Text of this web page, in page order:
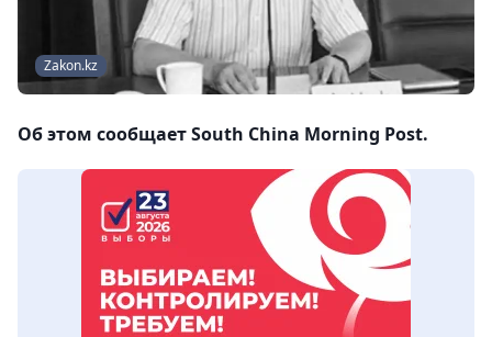
Zakon.kz
Об этом сообщает South China Morning Post.